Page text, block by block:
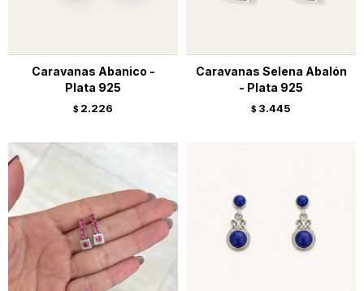
Caravanas Abanico -
Plata 925
$ 2.226
Caravanas Selena Abalón
- Plata 925
$ 3.445